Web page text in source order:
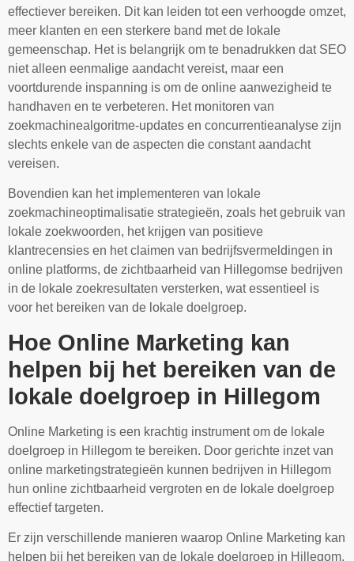
effectiever bereiken. Dit kan leiden tot een verhoogde omzet,
meer klanten en een sterkere band met de lokale
gemeenschap. Het is belangrijk om te benadrukken dat SEO
niet alleen eenmalige aandacht vereist, maar een
voortdurende inspanning is om de online aanwezigheid te
handhaven en te verbeteren. Het monitoren van
zoekmachinealgoritme-updates en concurrentieanalyse zijn
slechts enkele van de aspecten die constant aandacht
vereisen.
Bovendien kan het implementeren van lokale
zoekmachineoptimalisatie strategieën, zoals het gebruik van
lokale zoekwoorden, het krijgen van positieve
klantrecensies en het claimen van bedrijfsvermeldingen in
online platforms, de zichtbaarheid van Hillegomse bedrijven
in de lokale zoekresultaten versterken, wat essentieel is
voor het bereiken van de lokale doelgroep.
Hoe Online Marketing kan
helpen bij het bereiken van de
lokale doelgroep in Hillegom
Online Marketing is een krachtig instrument om de lokale
doelgroep in Hillegom te bereiken. Door gerichte inzet van
online marketingstrategieën kunnen bedrijven in Hillegom
hun online zichtbaarheid vergroten en de lokale doelgroep
effectief targeten.
Er zijn verschillende manieren waarop Online Marketing kan
helpen bij het bereiken van de lokale doelgroep in Hillegom,